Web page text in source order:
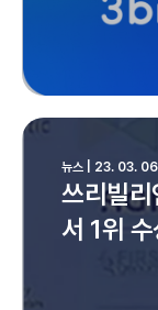
쓰리빌
서 1위
뉴스 | 23. 03. 06